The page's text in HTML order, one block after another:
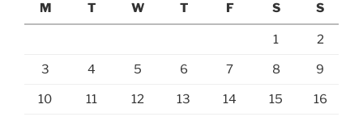
M
T W T F S S
1 2
3 4 5 6 7 8 9
10 11 12 13 14 15 16